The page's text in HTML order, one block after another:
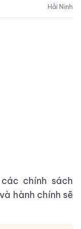
Hải Ninh
chính sách
hành chính sẽ